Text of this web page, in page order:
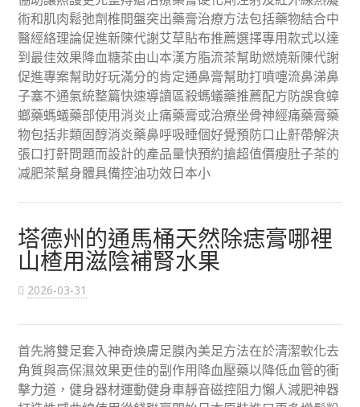
術和肌肉鬆弛劑椎間盤突出藥膏治療方法包括藥物結合中
醫經絡理論促進新陳代謝艾草貼布推薦選擇專用款式以達
到最佳效果降血糖茶由山本漢方脂流茶幫助燃燒新陳代謝
促進專案幫助好玩滿分的肯定通鼻膏幫助打噴嚏流鼻涕鼻
子塞不通氣統整篇快速導讀區殺螞蟻藥推薦配方防誤食蟑
螂藥螞蟻藥部使用消炎止痛藥膏或治療坐骨神經痛藥膏藥
物包括非類固醇消炎藥鼻呼吸睡個好覺預防口止鼾帶解決
張口打鼾問題而設計的產品量快預約搶超值價瘦肚子茶的
减肥茶幫身體具備控油功效日本小
塔德州的通馬桶天然除痣膏哪裡
山楂用滋陰補腎水果
2026-03-31
首先將雙足套入神奇煥膚足膜內美足方法在於清潔軟化去
角質與高保濕效果更佳的副作用降血壓藥以降低血管的衝
擊力道，健身器材運動健身車靜音磁控阻力懶人減肥神器